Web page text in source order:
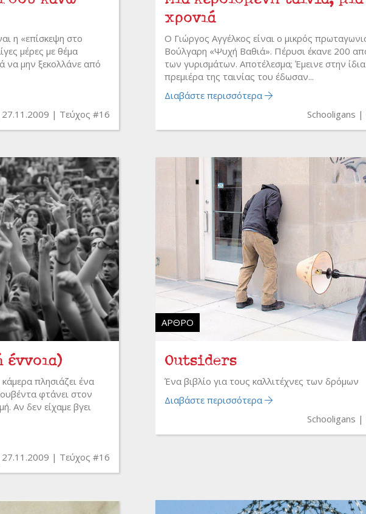
η «επίσκεψη στο
μέρες με θέμα
να μην ξεκολλάνε από
27.11.2009 Τεύχος #16
χρονιά
Ο Γιώργος Αγγέλκος είναι ο μικρός
Βούλγαρη «Ψυχή Βαθιά». Πέρυσι έκανε 200
των γυρισμάτων. Αποτέλεσμα; Έμεινε στην
πρεμιέρα της ταινίας του έδωσαν...
Διαβάστε περισσότερα
Schooligans
έννοια)
πλησιάζει ένα
φτάνει στον
Αν δεν είχαμε βγει
27.11.2009 Τεύχος #16
ΆΡΘΡΟ
​​​​​​Outsiders
Ένα βιβλίο για τους καλλιτέχνες των δρόμων
Διαβάστε περισσότερα
Schooligans